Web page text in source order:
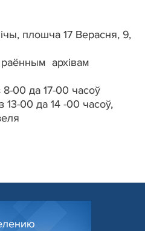
плошча 17 Верасня, 9,
архівам
00 да 17-00 часоў
00 да 14 -00 часоў,